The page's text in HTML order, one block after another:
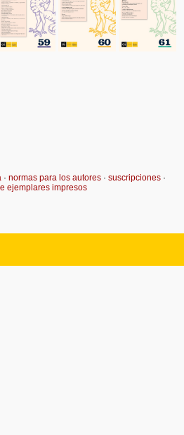
· normas para los autores · suscripciones ·
ejemplares impresos